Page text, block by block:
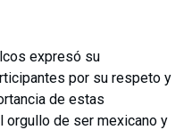
expresó su
por su respeto y
de estas
orgullo de ser mexicano y